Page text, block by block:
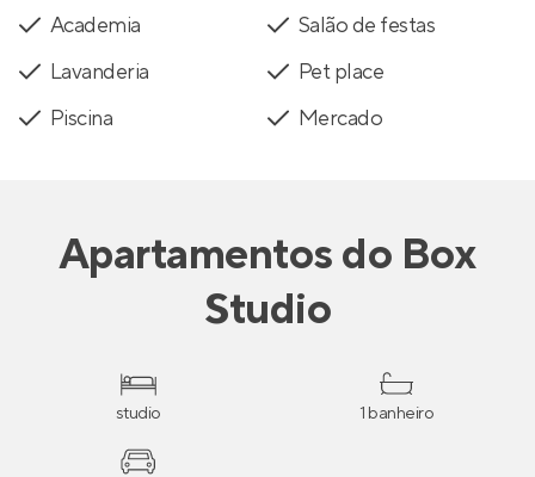
Academia
Salão de festas
Lavanderia
Pet place
Piscina
Mercado
Apartamentosdo Box
Studio
studio 1 banheiro